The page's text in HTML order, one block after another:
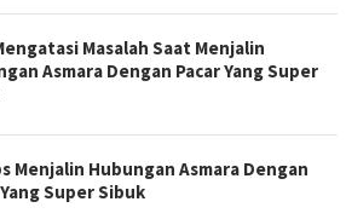
Masalah Saat Menjalin
Asmara Dengan Pacar Yang Super
Menjalin Hubungan Asmara Dengan
Super Sibuk